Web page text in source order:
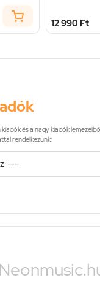
12 990 Ft
és a nagy kiadók
rendelkezünk: